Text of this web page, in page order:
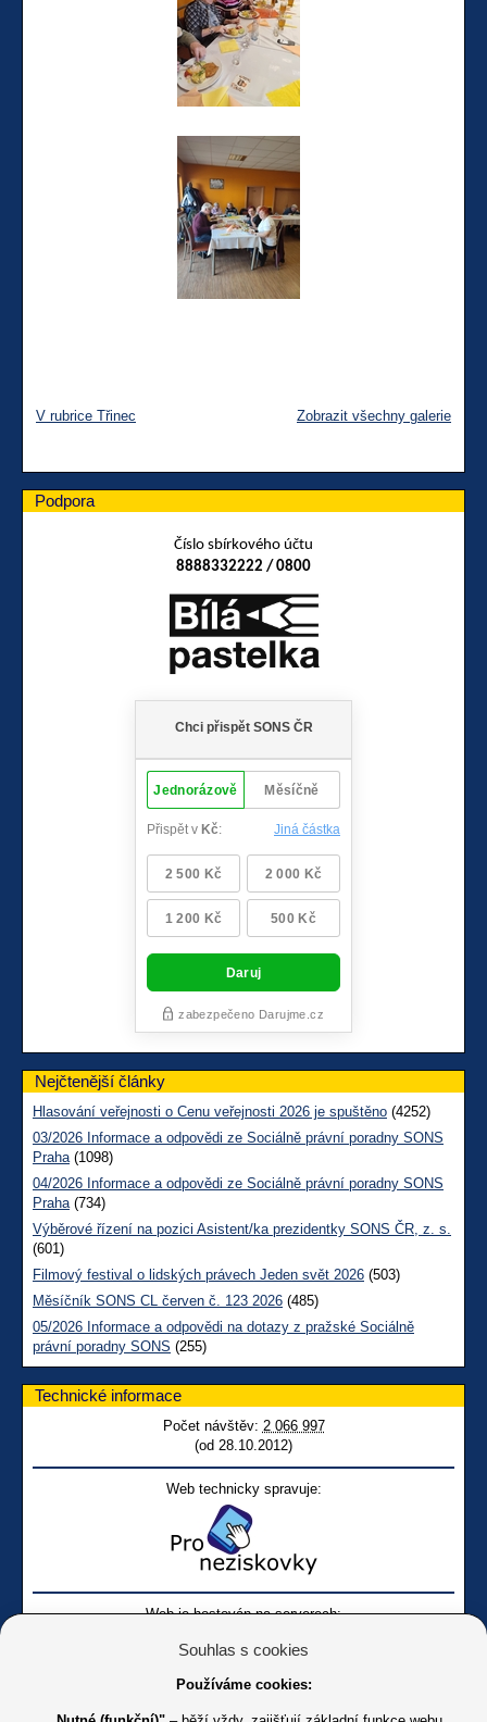
V rubrice Třinec Zobrazit všechny galerie
Podpora
Číslo sbírkového účtu
8888332222 / 0800
Nejčtenější články
Hlasování veřejnosti o Cenu veřejnosti 2026 je spuštěno (4252)
03/2026 Informace a odpovědi ze Sociálně právní poradny SONS
Praha(1098)
04/2026 Informace a odpovědi ze Sociálně právní poradny SONS
Praha(734)
Výběrové řízení na pozici Asistent/ka prezidentky SONS ČR, z. s.
(601)
Filmový festival o lidských právech Jeden svět 2026 (503)
Měsíčník SONS CL červen č. 123 2026 (485)
05/2026 Informace a odpovědi na dotazy z pražské Sociálně
právní poradny SONS (255)
Technické informace
Počet návštěv: 2 066 997
(od 28.10.2012)
Web technicky spravuje:
Web je hostován na serverech:
Souhlas s cookies
Používáme cookies: